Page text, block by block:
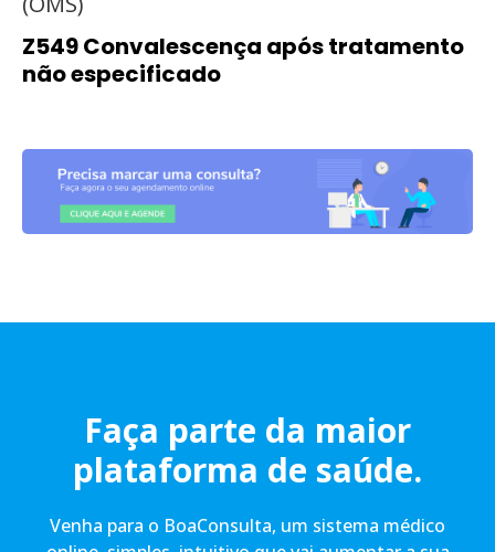
Z549 Convalescença após tratamento
não especificado
Faça parte da maior
plataforma de saúde.
Venha para o BoaConsulta, um sistema médico